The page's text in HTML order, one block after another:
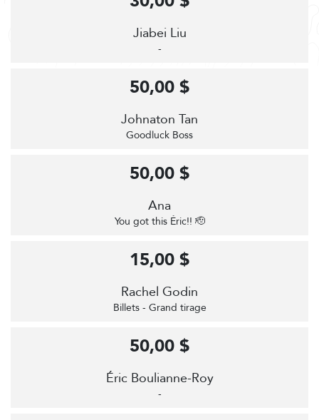
Jiabei Liu
-
Johnaton Tan
Goodluck Boss
50,00 $
Ana
You got this Éric!! 🫡
50,00 $
Rachel Godin
Billets - Grand tirage
15,00 $
Éric Boulianne-Roy
-
50,00 $